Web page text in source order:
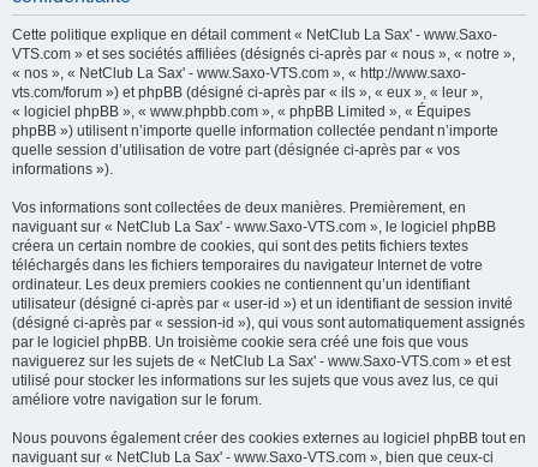
h
Cette politique explique en détail comment « NetClub La Sax' - www.Saxo-
VTS.com » et ses sociétés affiliées (désignés ci-après par « nous », « notre »,
« nos », « NetClub La Sax' - www.Saxo-VTS.com », « http://www.saxo-
vts.com/forum ») et phpBB (désigné ci-après par « ils », « eux », « leur »,
« logiciel phpBB », « www.phpbb.com », « phpBB Limited », « Équipes
phpBB ») utilisent n’importe quelle information collectée pendant n’importe
quelle session d’utilisation de votre part (désignée ci-après par « vos
informations »).
Vos informations sont collectées de deux manières. Premièrement, en
naviguant sur « NetClub La Sax' - www.Saxo-VTS.com », le logiciel phpBB
créera un certain nombre de cookies, qui sont des petits fichiers textes
téléchargés dans les fichiers temporaires du navigateur Internet de votre
ordinateur. Les deux premiers cookies ne contiennent qu’un identifiant
utilisateur (désigné ci-après par « user-id ») et un identifiant de session invité
(désigné ci-après par « session-id »), qui vous sont automatiquement assignés
par le logiciel phpBB. Un troisième cookie sera créé une fois que vous
naviguerez sur les sujets de « NetClub La Sax' - www.Saxo-VTS.com » et est
utilisé pour stocker les informations sur les sujets que vous avez lus, ce qui
améliore votre navigation sur le forum.
Nous pouvons également créer des cookies externes au logiciel phpBB tout en
naviguant sur « NetClub La Sax' - www.Saxo-VTS.com », bien que ceux-ci